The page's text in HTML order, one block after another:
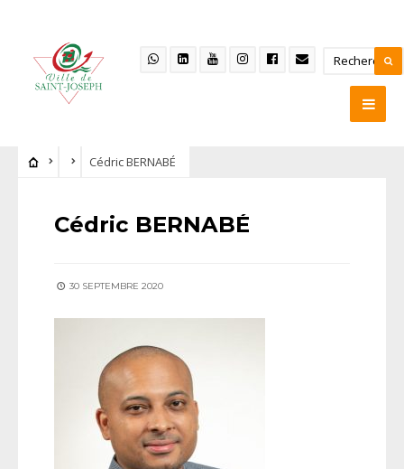
Cédric BERNABÉ
Cédric BERNABÉ
30 SEPTEMBRE 2020